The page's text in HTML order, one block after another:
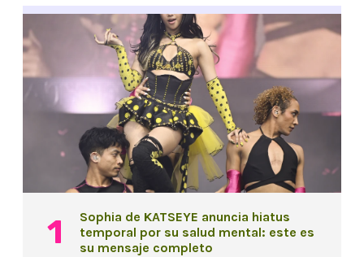
Sophia de KATSEYE anuncia hiatus
temporal por su salud mental: este es
su mensaje completo